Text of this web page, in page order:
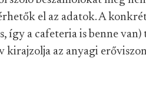
el az adatok. A
így a cafeteria is benne van)
kirajzolja az anyagi